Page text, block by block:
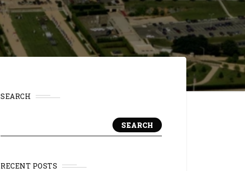
SEARCH
SEARCH
RECENT POSTS